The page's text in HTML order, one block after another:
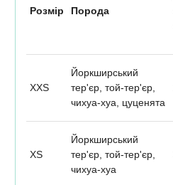
Розмір Порода
XXS
Йоркширський
тер'єр, той-тер'єр,
чихуа-хуа, цуценята
XS
Йоркширський
тер'єр, той-тер'єр,
чихуа-хуа